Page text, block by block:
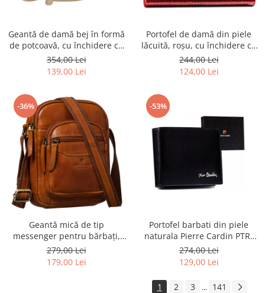
Geantă de damă bej în formă
de potcoavă, cu închidere cu
clip magnetic - Peterson PTR-
PTN PIWONIA BEIGE
354,00 Lei
139,00 Lei
Portofel de damă din piele
lăcuită, roșu, cu închidere cu
capsă - Rovicky PTR-RH-22-1-
RS RED
244,00 Lei
124,00 Lei
-36%
Geantă mică de tip
messenger pentru bărbați,
geantă de umăr, geantă de
oraș maro din piele naturală -
Peterson
279,00 Lei
179,00 Lei
-53%
Portofel barbati din piele
naturala Pierre Cardin PTR-
8806 TILAK51
274,00 Lei
129,00 Lei
1 2 3 ... 141